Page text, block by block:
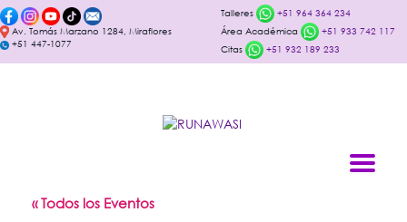
Av. Tomás Marzano 1284, Miraflores
+51 447-1077
Talleres
+51 964 364 234
Área Académica
+51 933 742 117
Citas
+51 932 189 233
« Todos los Eventos